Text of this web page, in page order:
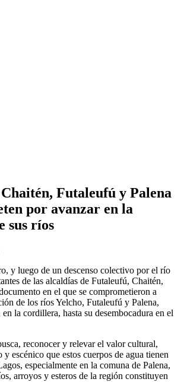
Futaleufú y Palena
por avanzar en la
sus ríos
y luego de un descenso colectivo por el río
de las alcaldías de Futaleufú, Chaitén,
en el que se comprometieron a
de los ríos Yelcho, Futaleufú y Palena,
la cordillera, hasta su desembocadura en el
reconocer y relevar el valor cultural,
escénico que estos cuerpos de agua tienen
especialmente en la comuna de Palena,
arroyos y esteros de la región constituyen